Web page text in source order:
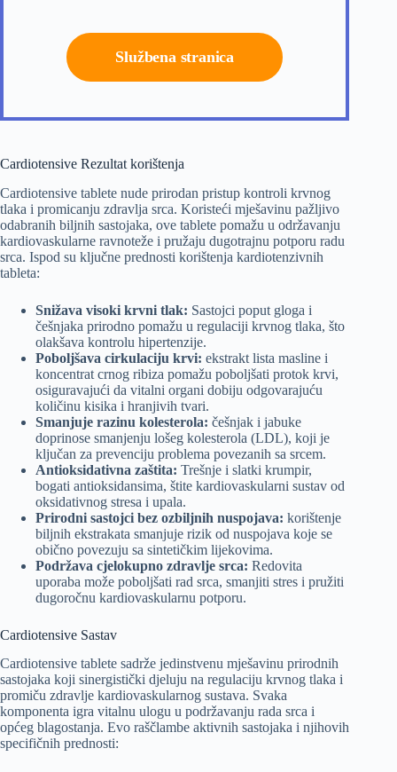
Službena stranica
Cardiotensive Rezultat korištenja
Cardiotensive tablete nude prirodan pristup kontroli krvnog
tlaka i promicanju zdravlja srca. Koristeći mješavinu pažljivo
odabranih biljnih sastojaka, ove tablete pomažu u održavanju
kardiovaskularne ravnoteže i pružaju dugotrajnu potporu radu
srca. Ispod su ključne prednosti korištenja kardiotenzivnih
tableta:
Snižava visoki krvni tlak: Sastojci poput gloga i
češnjaka prirodno pomažu u regulaciji krvnog tlaka, što
olakšava kontrolu hipertenzije.
Poboljšava cirkulaciju krvi: ekstrakt lista masline i
koncentrat crnog ribiza pomažu poboljšati protok krvi,
osiguravajući da vitalni organi dobiju odgovarajuću
količinu kisika i hranjivih tvari.
Smanjuje razinu kolesterola: češnjak i jabuke
doprinose smanjenju lošeg kolesterola (LDL), koji je
ključan za prevenciju problema povezanih sa srcem.
Antioksidativna zaštita: Trešnje i slatki krumpir,
bogati antioksidansima, štite kardiovaskularni sustav od
oksidativnog stresa i upala.
Prirodni sastojci bez ozbiljnih nuspojava: korištenje
biljnih ekstrakata smanjuje rizik od nuspojava koje se
obično povezuju sa sintetičkim lijekovima.
Podržava cjelokupno zdravlje srca: Redovita
uporaba može poboljšati rad srca, smanjiti stres i pružiti
dugoročnu kardiovaskularnu potporu.
Cardiotensive Sastav
Cardiotensive tablete sadrže jedinstvenu mješavinu prirodnih
sastojaka koji sinergistički djeluju na regulaciju krvnog tlaka i
promiču zdravlje kardiovaskularnog sustava. Svaka
komponenta igra vitalnu ulogu u podržavanju rada srca i
općeg blagostanja. Evo raščlambe aktivnih sastojaka i njihovih
specifičnih prednosti: